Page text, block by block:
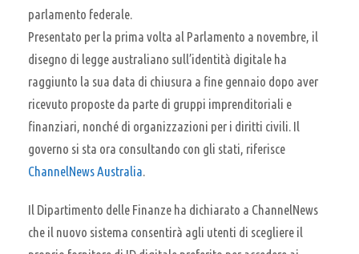
parlamento federale.
Presentato per la prima volta al Parlamento a novembre, il
disegno di legge australiano sull’identità digitale ha
raggiunto la sua data di chiusura a fine gennaio dopo aver
ricevuto proposte da parte di gruppi imprenditoriali e
finanziari, nonché di organizzazioni per i diritti civili. Il
governo si sta ora consultando con gli stati, riferisce
ChannelNews Australia.
Il Dipartimento delle Finanze ha dichiarato a ChannelNews
che il nuovo sistema consentirà agli utenti di scegliere il